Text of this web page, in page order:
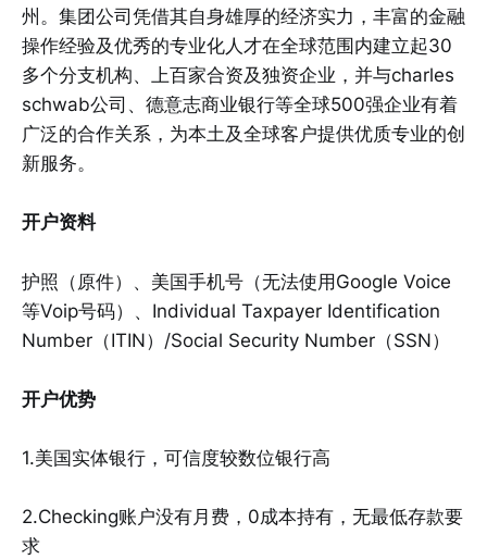
州。集团公司凭借其自身雄厚的经济实力，丰富的金融
操作经验及优秀的专业化人才在全球范围内建立起30
多个分支机构、上百家合资及独资企业，并与charles
schwab公司、德意志商业银行等全球500强企业有着
广泛的合作关系，为本土及全球客户提供优质专业的创
新服务。
开户资料
护照（原件）、美国手机号（无法使用Google Voice
等Voip号码）、Individual Taxpayer Identification
Number（ITIN）/Social Security Number（SSN）
开户优势
1.美国实体银行，可信度较数位银行高
2.Checking账户没有月费，0成本持有，无最低存款要
求